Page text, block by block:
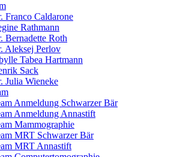
Franco Caldarone
Rathmann
Bernadette Roth
Aleksej Perlov
Tabea Hartmann
Sack
Julia Wieneke
Anmeldung Schwarzer Bär
Anmeldung Annastift
Mammographie
MRT Schwarzer Bär
MRT Annastift